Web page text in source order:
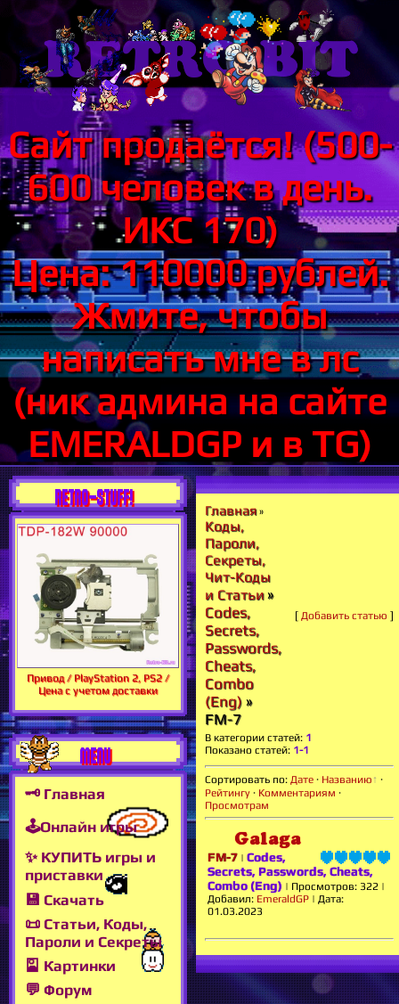
Сайт продаётся! (500-
600 человек в день.
ИКС 170)
Цена: 110000 рублей.
Жмите, чтобы
написать мне в лс
(ник админа на сайте
EMERALDGP и в TG)
RETRO-STUFF!
Привод / PlayStation 2, PS2 /
Цена с учетом доставки
MENU
🗝 Главная
🕹Онлайн игры
✨ КУПИТЬ игры и
приставки
💾 Скачать
📜 Статьи, Коды,
Пароли и Секреты
🎴 Картинки
💬 Форум
Главная»
Коды,
Пароли,
Секреты,
Чит-Коды
и Статьи»
Codes,
Secrets,
Passwords,
Cheats,
Combo
(Eng) »
FM-7
[ Добавить статью ]
В категории статей: 1
Показано статей: 1-1
Сортировать по: Дате · Названию
·
Рейтингу · Комментариям ·
Просмотрам
Galaga
FM-7 | Codes,
Secrets, Passwords, Cheats,
Combo (Eng) | Просмотров: 322 |
Добавил: EmeraldGP | Дата:
01.03.2023